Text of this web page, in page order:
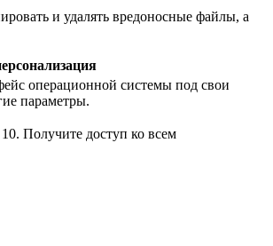
и удалять вредоносные файлы, а
операционной системы под свои
параметры.
Получите доступ ко всем